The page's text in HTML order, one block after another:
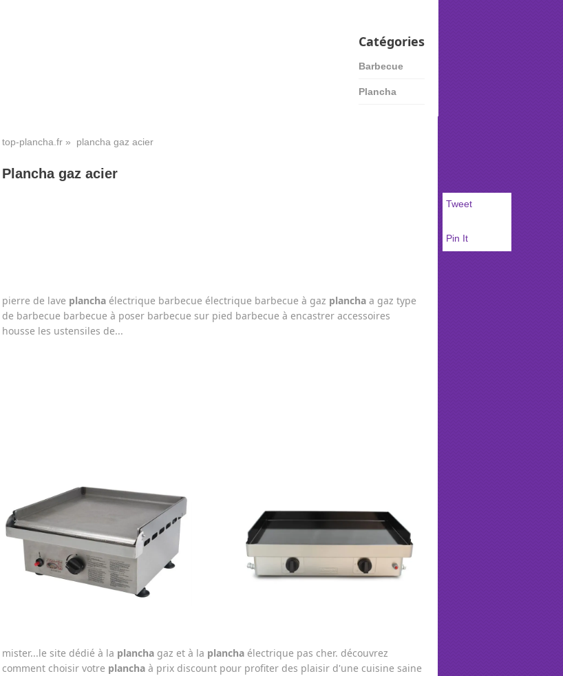
Catégories
Barbecue
Plancha
top-plancha.fr» plancha gaz acier
Plancha gaz acier
pierre de lave planchaélectrique barbecue électrique barbecue à gaz planchaa gaz type
de barbecue barbecue à poser barbecue sur pied barbecue à encastrer accessoires
housse les ustensiles de...
mister...le site dédié à la planchagaz et à la planchaélectrique pas cher. découvrez
comment choisir votre planchaà prix discount pour profiter des plaisir d'une cuisine saine
Tweet
Pin It